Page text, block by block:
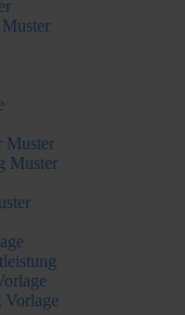
Muster
Muster
Vorlage